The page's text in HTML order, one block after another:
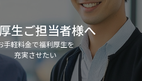
生ご担当者様へ
手軽料金で福利厚生を
充実させたい